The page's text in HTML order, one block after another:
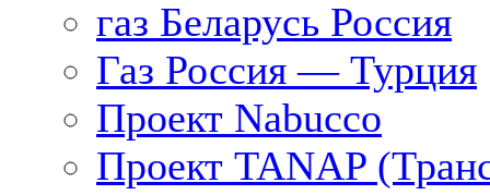
газ Беларусь Россия
Газ Россия — Турция
Проект Nabucco
Проект TANAP